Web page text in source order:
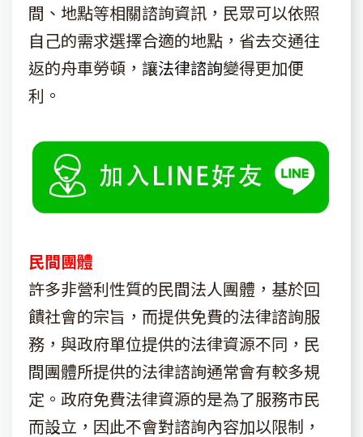
間、地點等相關諮詢資訊，民眾可以依照
自己的需求選擇合適的地點，省去交通往
返的舟車勞頓，讓法律諮詢變得更加便
利。
民間團體
許多非營利性質的民間法人團體，基於回
饋社會的宗旨，而提供免費的法律諮詢服
務，與政府單位提供的法律資源不同，民
間團體所提供的法律諮詢通常會有較多規
定。政府免費法律資源的是為了服務市民
而設立，因此不會對諮詢內容加以限制，